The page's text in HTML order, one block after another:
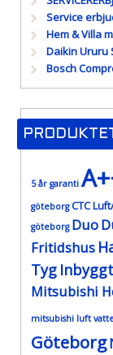
Service
Hem & Villa
Daikin Ururu
Bosch
5 år garanti
göteborg CTC
göteborg Duo
Fritidshus
Tyg
Mitsubishi
mitsubishi luft
Göteborg